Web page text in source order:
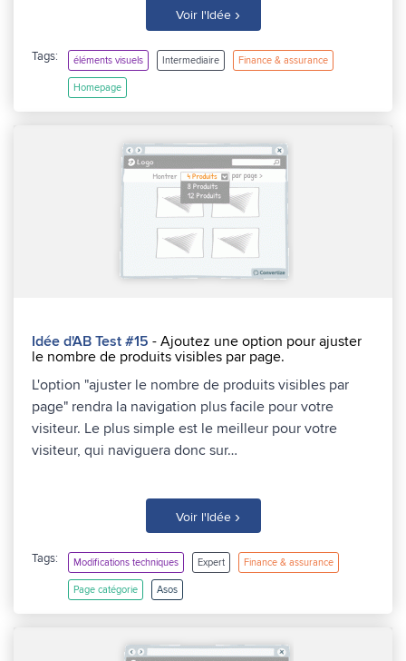
Voir l'Idée ›
Tags: éléments visuels Intermediaire Finance & assurance
Homepage
Idée d'AB Test #15 - Ajoutez une option pour ajuster
le nombre de produits visibles par page.
L'option "ajuster le nombre de produits visibles par
page" rendra la navigation plus facile pour votre
visiteur. Le plus simple est le meilleur pour votre
visiteur, qui naviguera donc sur…
Voir l'Idée ›
Tags: Modifications techniques Expert Finance & assurance
Page catégorie Asos